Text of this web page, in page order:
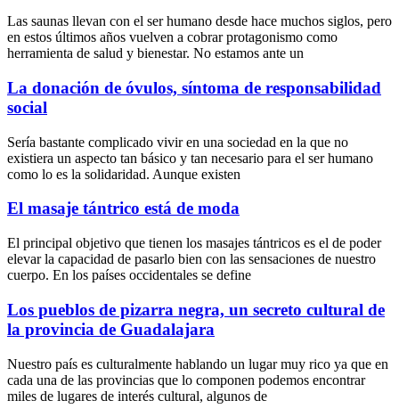
Las saunas llevan con el ser humano desde hace muchos siglos, pero
en estos últimos años vuelven a cobrar protagonismo como
herramienta de salud y bienestar. No estamos ante un
La donación de óvulos, síntoma de responsabilidad
social
Sería bastante complicado vivir en una sociedad en la que no
existiera un aspecto tan básico y tan necesario para el ser humano
como lo es la solidaridad. Aunque existen
El masaje tántrico está de moda
El principal objetivo que tienen los masajes tántricos es el de poder
elevar la capacidad de pasarlo bien con las sensaciones de nuestro
cuerpo. En los países occidentales se define
Los pueblos de pizarra negra, un secreto cultural de
la provincia de Guadalajara
Nuestro país es culturalmente hablando un lugar muy rico ya que en
cada una de las provincias que lo componen podemos encontrar
miles de lugares de interés cultural, algunos de